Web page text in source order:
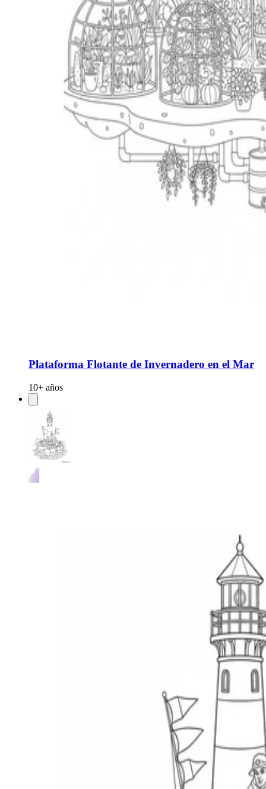
Plataforma Flotante de Invernadero en el Mar
10+ años